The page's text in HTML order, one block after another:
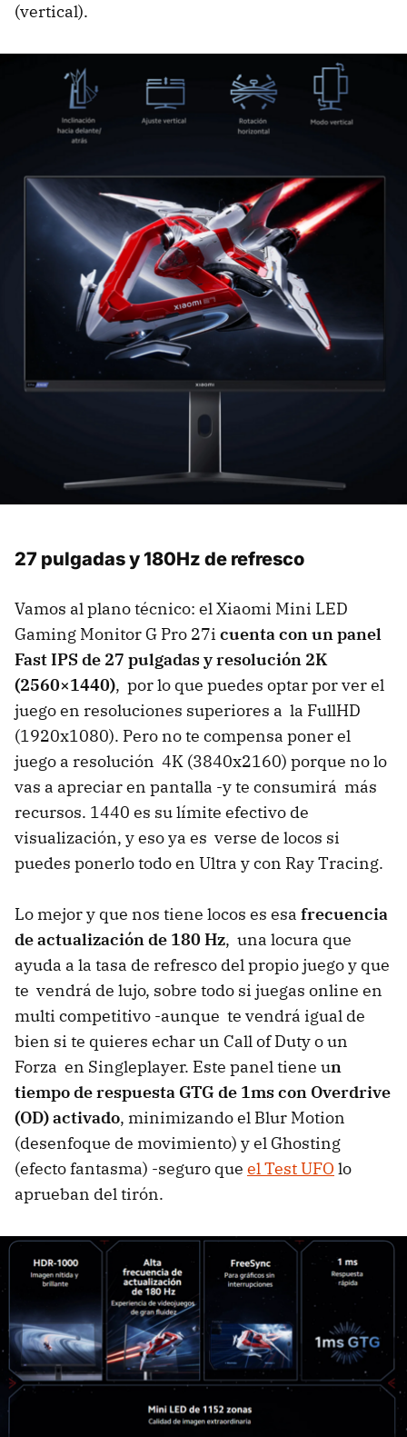
(vertical).
27 pulgadas y 180Hz de refresco
Vamos al plano técnico: elXiaomi Mini LED
Gaming Monitor G Pro 27i cuenta con un panel
Fast IPS de 27 pulgadas y resolución 2K
(2560×1440), por lo que puedes optar por ver el
juego en resoluciones superiores a la FullHD
(1920x1080). Pero no te compensa poner el
juego a resolución 4K (3840x2160) porque no lo
vas a apreciar en pantalla -y te consumirá más
recursos. 1440 es su límite efectivo de
visualización, y eso ya es verse de locos si
puedes ponerlo todo en Ultra y con Ray Tracing.
Lo mejor y que nos tiene locos es esa frecuencia
de actualización de 180 Hz, una locura que
ayuda a la tasa de refresco del propio juego y que
te vendrá de lujo, sobre todo si juegas online en
multi competitivo -aunque te vendrá igual de
bien si te quieres echar un Call of Duty o un
Forza en Singleplayer. Este panel tiene un
tiempo de respuesta GTG de 1ms con Overdrive
(OD) activado, minimizando el Blur Motion
(desenfoque de movimiento) y el Ghosting
(efecto fantasma) -seguro que el Test UFO lo
aprueban del tirón.